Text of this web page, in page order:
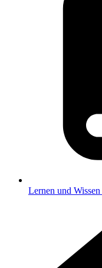
Lernen und Wissen